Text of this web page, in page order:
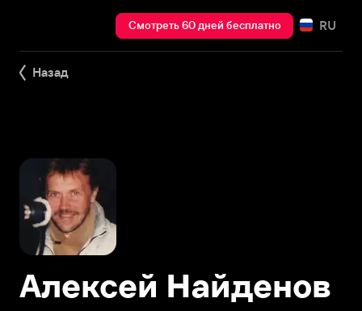
Смотреть 60 дней бесплатно RU
Назад
Алексей Найденов